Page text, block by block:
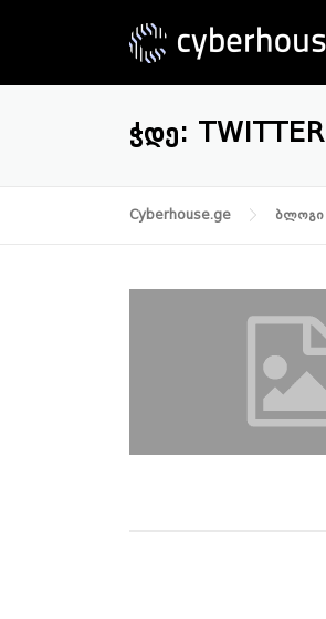
ᲭᲓᲔ: TWITTER
Cyberhouse.ge ბლოგი